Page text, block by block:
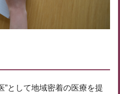
”として地域密着の医療を提